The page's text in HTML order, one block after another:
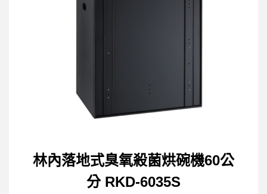
林內落地式臭氧殺菌烘碗機60公
分 RKD-6035S